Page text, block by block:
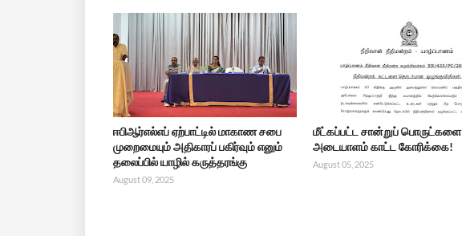
ஈபிஆர்எல்எப் ஏற்பாட்டில் மாகாண சபை
முறைமையும் அதிகாரப் பகிர்வும் எனும்
தலைப்பில் யாழில் கருத்தரங்கு
August 09, 2025
மீட்கப்பட்ட சான்றுப் பொருட்களை
அடையாளம் காட்ட கோரிக்கை!
August 05, 2025